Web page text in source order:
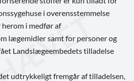
i overensstemmelse
i medfør af
lægemidler samt for personer og
Landslægeembedets tilladelse
udtrykkeligt fremgår af tilladelsen,